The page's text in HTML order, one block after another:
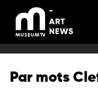
contenu
Par mots